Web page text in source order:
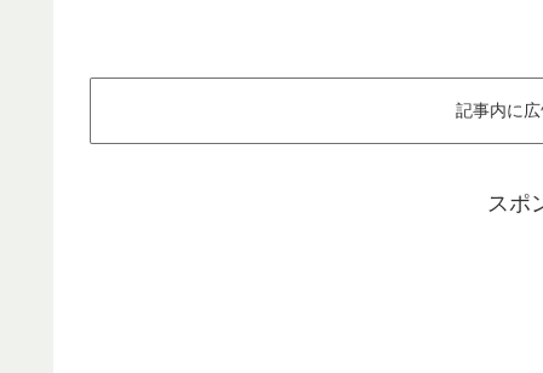
記事内に
スポ